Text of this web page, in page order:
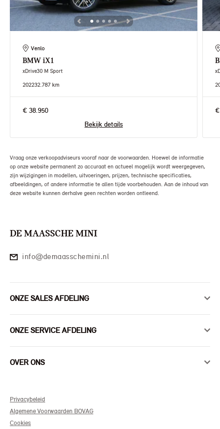
Venlo
BMW iX1
xDrive30 M Sport
202232.787 km
€ 38.950
Bekijk details
Vraag onze verkoopadviseurs vooraf naar de voorwaarden. Hoewel de informatie
op onze website permanent zo accuraat en actueel mogelijk wordt weergegeven,
zijn wijzigingen in modellen, uitvoeringen, prijzen, technische specificaties,
afbeeldingen, of andere informatie te allen tijde voorbehouden. Aan de inhoud van
deze website kunnen derhalve geen rechten worden ontleend.
DE MAASSCHE MINI
info@demaasschemini.nl
ONZE SALES AFDELING
ONZE SERVICE AFDELING
OVER ONS
Privacybeleid
Algemene Voorwaarden BOVAG
Cookies